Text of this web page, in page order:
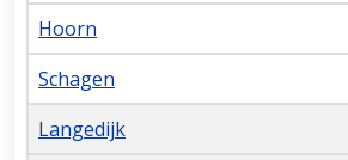
Hoorn
Schagen
Langedijk